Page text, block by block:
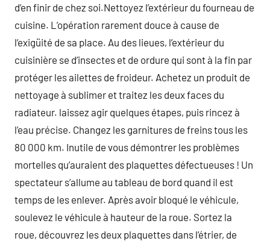
d’en finir de chez soi.Nettoyez l’extérieur du fourneau de
cuisine. L’opération rarement douce à cause de
l’exigüité de sa place. Au des lieues, l’extérieur du
cuisinière se d’insectes et de ordure qui sont à la fin par
protéger les ailettes de froideur. Achetez un produit de
nettoyage à sublimer et traitez les deux faces du
radiateur. laissez agir quelques étapes, puis rincez à
l’eau précise. Changez les garnitures de freins tous les
80 000 km. Inutile de vous démontrer les problèmes
mortelles qu’auraient des plaquettes défectueuses ! Un
spectateur s’allume au tableau de bord quand il est
temps de les enlever. Après avoir bloqué le véhicule,
soulevez le véhicule à hauteur de la roue. Sortez la
roue, découvrez les deux plaquettes dans l’étrier, de